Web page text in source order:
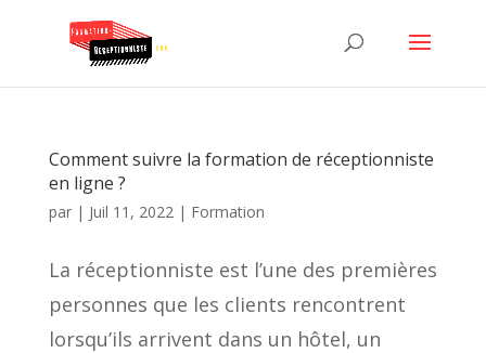
Comment suivre la formation de réceptionniste
en ligne ?
par | Juil 11, 2022| Formation
La réceptionniste est l’une des premières
personnes que les clients rencontrent
lorsqu’ils arrivent dans un hôtel, un